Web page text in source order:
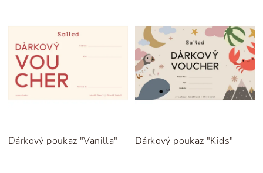
Dárkový poukaz "Vanilla" Dárkový poukaz "Kids"